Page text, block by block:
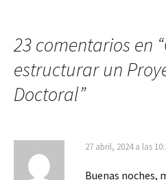
entradas
23 comentarios en “
estructurar un
Doctoral”
27 abril, 2024 a las
Buenas noches,